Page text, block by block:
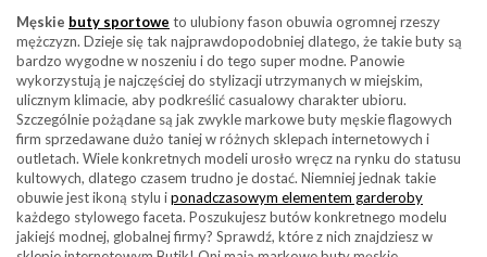
Męskie buty sportowe to ulubiony fason obuwia ogromnej rzeszy
mężczyzn. Dzieje się tak najprawdopodobniej dlatego, że takie buty są
bardzo wygodne w noszeniu i do tego super modne. Panowie
wykorzystują je najczęściej do stylizacji utrzymanych w miejskim,
ulicznym klimacie, aby podkreślić casualowy charakter ubioru.
Szczególnie pożądane są jak zwykle markowe buty męskie flagowych
firm sprzedawane dużo taniej w różnych sklepach internetowych i
outletach. Wiele konkretnych modeli urosło wręcz na rynku do statusu
kultowych, dlatego czasem trudno je dostać. Niemniej jednak takie
obuwie jest ikoną stylu iponadczasowym elementem garderoby
każdego stylowego faceta. Poszukujesz butów konkretnego modelu
jakiejś modnej, globalnej firmy? Sprawdź, które z nich znajdziesz w